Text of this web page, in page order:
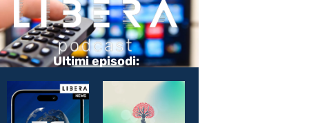
Ultimi episodi: